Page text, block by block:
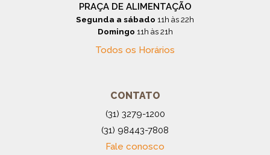
PRAÇA DE ALIMENTAÇÃO
Segunda a sábado 11h às 22h
Domingo 11h às 21h
Todos os Horários
CONTATO
(31) 3279-1200
(31) 98443-7808
Fale conosco